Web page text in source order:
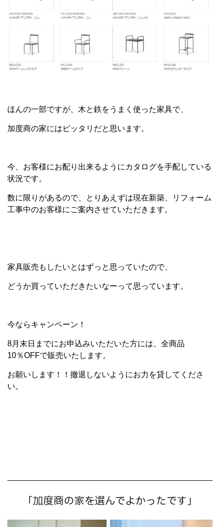
ほんの一部ですが、木と鉄をうまく使った家具で、
加度商の家にはピッタリだと思います。
今、お客様にお配り出来るようにカタログを手配している
状況です。
数に限りがあるので、とりあえずは現在新築、リフォーム
工事中のお客様にご案内させていただきます。
家具販売もしたいとはずっと思っていたので、
どうか買っていただきたいなーって思っています。
今ならキャンペーン！
8月末日までにお申込みいただいた方には、全商品
10％OFFで販売いたします。
お願いします！！撤退しないようにお力を貸してくださ
い。
「加度商の家を選んでよかったです」